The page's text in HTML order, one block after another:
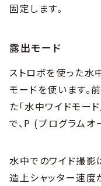
固定します。
露出モード
ストロボを使った水
モードを使います
た「水中ワイドモー
で、P (プログラムオ
水中でのワイド撮影
造上シャッター速